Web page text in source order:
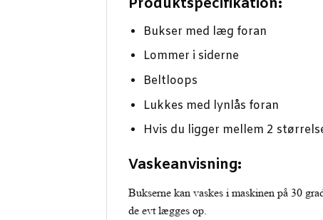
Bukser med læg foran
Lommer i siderne
Beltloops
Lukkes med lynlås foran
Hvis du ligger mellem 2
Vaskeanvisning:
Bukserne kan vaskes i maskinen på 30
de evt lægges op.